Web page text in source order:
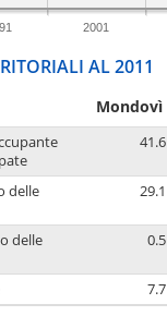
2001
AL 2011
Mondovì
41.6
delle
29.1
delle
0.5
7.7